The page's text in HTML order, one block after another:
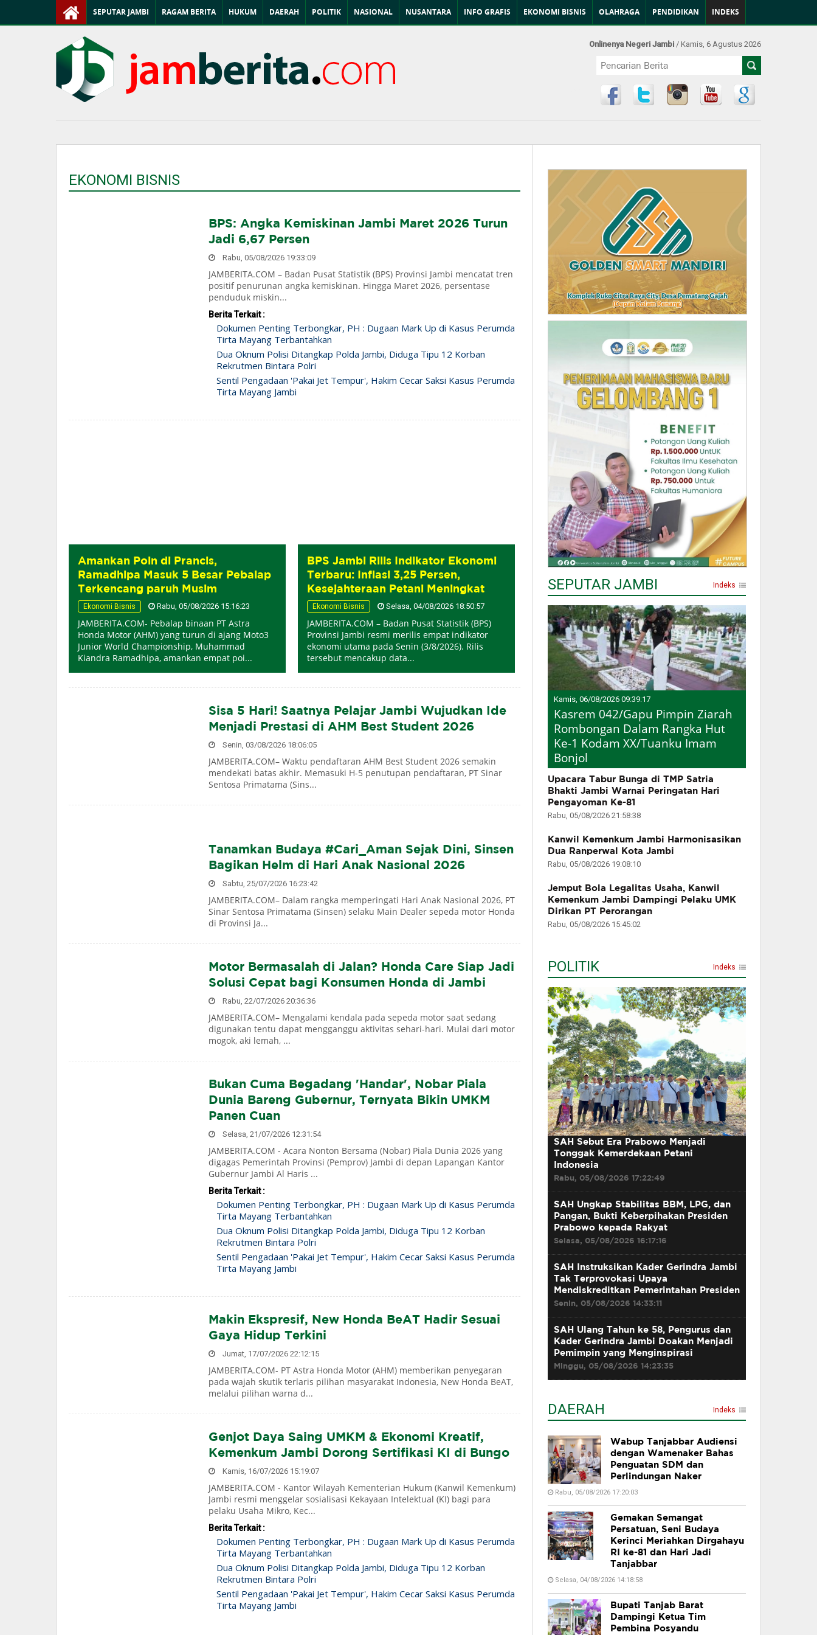
SEPUTAR JAMBI RAGAM BERITA HUKUM DAERAH POLITIK NASIONAL NUSANTARA INFO GRAFIS EKONOMI BISNIS OLAHRAGA PENDIDIKAN INDEKS
Onlinenya Negeri Jambi / Kamis, 6 Agustus 2026
EKONOMI BISNIS
BPS: Angka Kemiskinan Jambi Maret 2026 Turun
Jadi 6,67 Persen
Rabu, 05/08/2026 19:33:09
JAMBERITA.COM – Badan Pusat Statistik (BPS) Provinsi Jambi mencatat tren
positif penurunan angka kemiskinan. Hingga Maret 2026, persentase
penduduk miskin...
Berita Terkait :
Dokumen Penting Terbongkar, PH : Dugaan Mark Up di Kasus Perumda
Tirta Mayang Terbantahkan
Dua Oknum Polisi Ditangkap Polda Jambi, Diduga Tipu 12 Korban
Rekrutmen Bintara Polri
Sentil Pengadaan 'Pakai Jet Tempur', Hakim Cecar Saksi Kasus Perumda
Tirta Mayang Jambi
Amankan Poin di Prancis,
Ramadhipa Masuk 5 Besar Pebalap
Terkencang paruh Musim
Ekonomi Bisnis Rabu, 05/08/2026 15:16:23
JAMBERITA.COM- Pebalap binaan PT Astra
Honda Motor (AHM) yang turun di ajang Moto3
Junior World Championship, Muhammad
Kiandra Ramadhipa, amankan empat poi...
BPS Jambi Rilis Indikator Ekonomi
Terbaru: Inflasi 3,25 Persen,
Kesejahteraan Petani Meningkat
Ekonomi Bisnis Selasa, 04/08/2026 18:50:57
JAMBERITA.COM – Badan Pusat Statistik (BPS)
Provinsi Jambi resmi merilis empat indikator
ekonomi utama pada Senin (3/8/2026). Rilis
tersebut mencakup data...
Sisa 5 Hari! Saatnya Pelajar Jambi Wujudkan Ide
Menjadi Prestasi di AHM Best Student 2026
Senin, 03/08/2026 18:06:05
JAMBERITA.COM– Waktu pendaftaran AHM Best Student 2026 semakin
mendekati batas akhir. Memasuki H-5 penutupan pendaftaran, PT Sinar
Sentosa Primatama (Sins...
Tanamkan Budaya #Cari_Aman Sejak Dini, Sinsen
Bagikan Helm di Hari Anak Nasional 2026
Sabtu, 25/07/2026 16:23:42
JAMBERITA.COM– Dalam rangka memperingati Hari Anak Nasional 2026, PT
Sinar Sentosa Primatama (Sinsen) selaku Main Dealer sepeda motor Honda
di Provinsi Ja...
Motor Bermasalah di Jalan? Honda Care Siap Jadi
Solusi Cepat bagi Konsumen Honda di Jambi
Rabu, 22/07/2026 20:36:36
JAMBERITA.COM– Mengalami kendala pada sepeda motor saat sedang
digunakan tentu dapat mengganggu aktivitas sehari-hari. Mulai dari motor
mogok, aki lemah, ...
Bukan Cuma Begadang 'Handar', Nobar Piala
Dunia Bareng Gubernur, Ternyata Bikin UMKM
Panen Cuan
Selasa, 21/07/2026 12:31:54
JAMBERITA.COM - Acara Nonton Bersama (Nobar) Piala Dunia 2026 yang
digagas Pemerintah Provinsi (Pemprov) Jambi di depan Lapangan Kantor
Gubernur Jambi Al Haris ...
Berita Terkait :
Dokumen Penting Terbongkar, PH : Dugaan Mark Up di Kasus Perumda
Tirta Mayang Terbantahkan
Dua Oknum Polisi Ditangkap Polda Jambi, Diduga Tipu 12 Korban
Rekrutmen Bintara Polri
Sentil Pengadaan 'Pakai Jet Tempur', Hakim Cecar Saksi Kasus Perumda
Tirta Mayang Jambi
Makin Ekspresif, New Honda BeAT Hadir Sesuai
Gaya Hidup Terkini
Jumat, 17/07/2026 22:12:15
JAMBERITA.COM- PT Astra Honda Motor (AHM) memberikan penyegaran
pada wajah skutik terlaris pilihan masyarakat Indonesia, New Honda BeAT,
melalui pilihan warna d...
Genjot Daya Saing UMKM & Ekonomi Kreatif,
Kemenkum Jambi Dorong Sertifikasi KI di Bungo
Kamis, 16/07/2026 15:19:07
JAMBERITA.COM - Kantor Wilayah Kementerian Hukum (Kanwil Kemenkum)
Jambi resmi menggelar sosialisasi Kekayaan Intelektual (KI) bagi para
pelaku Usaha Mikro, Kec...
Berita Terkait :
Dokumen Penting Terbongkar, PH : Dugaan Mark Up di Kasus Perumda
Tirta Mayang Terbantahkan
Dua Oknum Polisi Ditangkap Polda Jambi, Diduga Tipu 12 Korban
Rekrutmen Bintara Polri
Sentil Pengadaan 'Pakai Jet Tempur', Hakim Cecar Saksi Kasus Perumda
Tirta Mayang Jambi
SEPUTAR JAMBI Indeks
Kamis, 06/08/2026 09:39:17
Kasrem 042/Gapu Pimpin Ziarah
Rombongan Dalam Rangka Hut
Ke-1 Kodam XX/Tuanku Imam
Bonjol
Upacara Tabur Bunga di TMP Satria
Bhakti Jambi Warnai Peringatan Hari
Pengayoman Ke-81
Rabu, 05/08/2026 21:58:38
Kanwil Kemenkum Jambi Harmonisasikan
Dua Ranperwal Kota Jambi
Rabu, 05/08/2026 19:08:10
Jemput Bola Legalitas Usaha, Kanwil
Kemenkum Jambi Dampingi Pelaku UMK
Dirikan PT Perorangan
Rabu, 05/08/2026 15:45:02
POLITIK Indeks
SAH Sebut Era Prabowo Menjadi
Tonggak Kemerdekaan Petani
Indonesia
Rabu, 05/08/2026 17:22:49
SAH Ungkap Stabilitas BBM, LPG, dan
Pangan, Bukti Keberpihakan Presiden
Prabowo kepada Rakyat
Selasa, 05/08/2026 16:17:16
SAH Instruksikan Kader Gerindra Jambi
Tak Terprovokasi Upaya
Mendiskreditkan Pemerintahan Presiden
Senin, 05/08/2026 14:33:11
SAH Ulang Tahun ke 58, Pengurus dan
Kader Gerindra Jambi Doakan Menjadi
Pemimpin yang Menginspirasi
Minggu, 05/08/2026 14:23:35
DAERAH Indeks
Wabup Tanjabbar Audiensi
dengan Wamenaker Bahas
Penguatan SDM dan
Perlindungan Naker
Rabu, 05/08/2026 17:20:03
Gemakan Semangat
Persatuan, Seni Budaya
Kerinci Meriahkan Dirgahayu
RI ke-81 dan Hari Jadi
Tanjabbar
Selasa, 04/08/2026 14:18:58
Bupati Tanjab Barat
Dampingi Ketua Tim
Pembina Posyandu